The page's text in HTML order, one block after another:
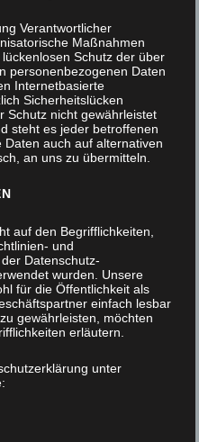
– 2023
unserer Tischlerei.
Verantwortlicher
Maßnahmen
Schutz der über
personenbezogenen Daten
Internetbasierte
Sicherheitslücken
Schutz nicht gewährleistet
steht es jeder betroffenen
auch auf alternativen
an uns zu übermitteln.
auf den Begrifflichkeiten,
und
Datenschutz-
wurden. Unsere
für die Öffentlichkeit als
einfach lesbar
gewährleisten, möchten
erläutern.
unter